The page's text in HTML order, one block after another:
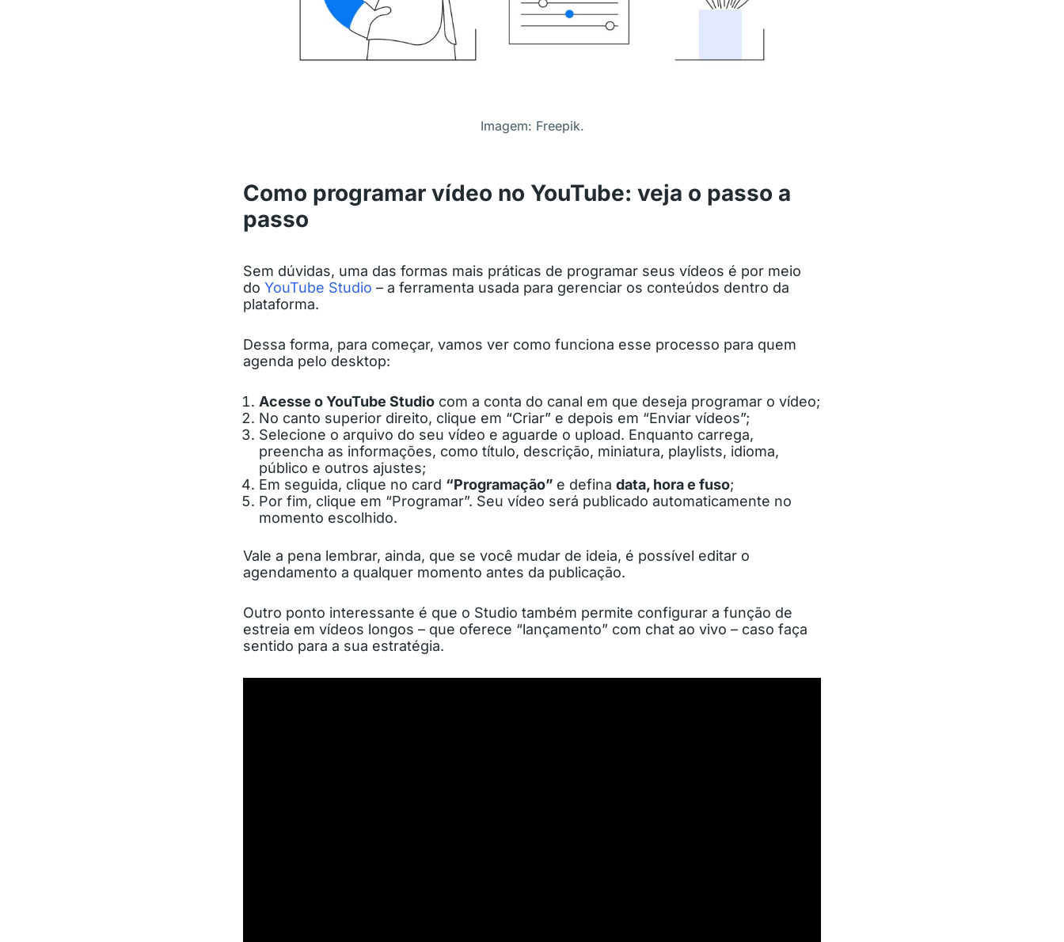
Imagem: Freepik.
Como programar vídeo no YouTube: veja o passo a
passo
Sem dúvidas, uma das formas mais práticas de programar seus vídeos é por meio
do YouTube Studio – a ferramenta usada para gerenciar os conteúdos dentro da
plataforma.
Dessa forma, para começar, vamos ver como funciona esse processo para quem
agenda pelo desktop:
Acesse o YouTube Studio com a conta do canal em que deseja programar o vídeo;
No canto superior direito, clique em “Criar” e depois em “Enviar vídeos”;
Selecione o arquivo do seu vídeo e aguarde o upload. Enquanto carrega,
preencha as informações, como título, descrição, miniatura, playlists, idioma,
público e outros ajustes;
Em seguida, clique no card “Programação” e defina data, hora e fuso;
Por fim, clique em “Programar”. Seu vídeo será publicado automaticamente no
momento escolhido.
Vale a pena lembrar, ainda, que se você mudar de ideia, é possível editar o
agendamento a qualquer momento antes da publicação.
Outro ponto interessante é que o Studio também permite configurar a função de
estreia em vídeos longos – que oferece “lançamento” com chat ao vivo – caso faça
sentido para a sua estratégia.